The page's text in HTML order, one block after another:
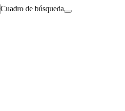
Cuadro de búsqueda